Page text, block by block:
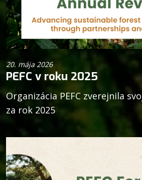
20. mája 2026
PEFC v roku 2025
Organizácia PEFC zverejnila
za rok 2025